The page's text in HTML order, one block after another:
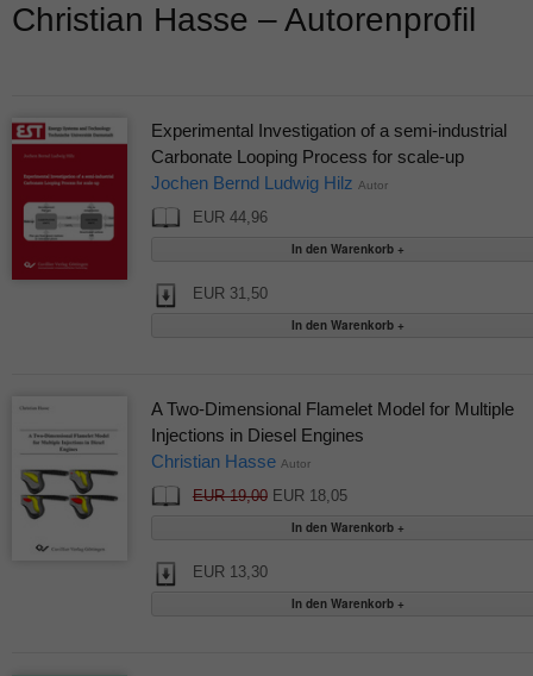
Christian Hasse – Autorenprofil
Experimental Investigation of a semi-industrial
Carbonate Looping Process for scale-up
Jochen Bernd Ludwig Hilz Autor
EUR 44,96
EUR 31,50
A Two-Dimensional Flamelet Model for Multiple
Injections in Diesel Engines
Christian Hasse Autor
EUR 19,00EUR 18,05
EUR 13,30